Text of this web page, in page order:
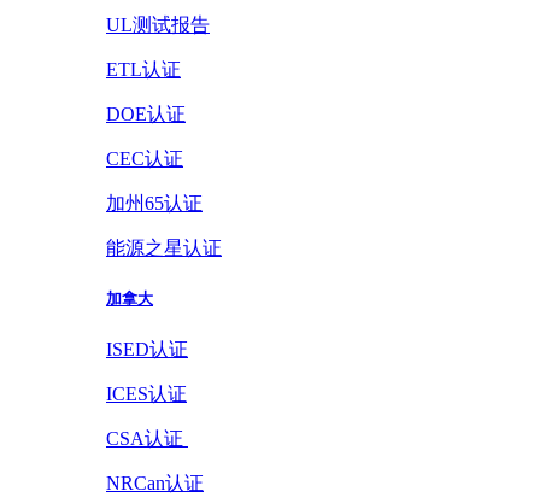
UL测试报告
ETL认证
DOE认证
CEC认证
加州65认证
能源之星认证
加拿大
ISED认证
ICES认证
CSA认证
NRCan认证